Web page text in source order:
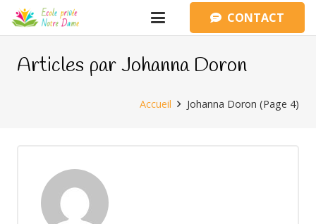
CONTACT
Articles par Johanna Doron
Accueil Johanna Doron (Page 4)